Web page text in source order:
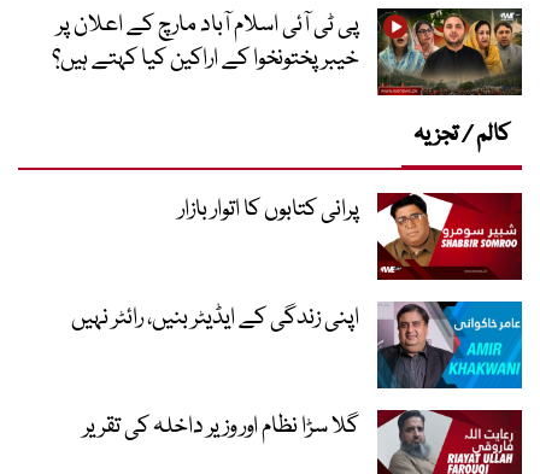
پی ٹی آئی اسلام آباد مارچ کے اعلان پر
خیبر پختونخوا کے اراکین کیا کہتے ہیں؟
کالم / تجزیہ
پرانی کتابوں کا اتوار بازار
اپنی زندگی کے ایڈیٹر بنیں، رائٹر نہیں
گلا سڑا نظام اور وزیر داخلہ کی تقریر